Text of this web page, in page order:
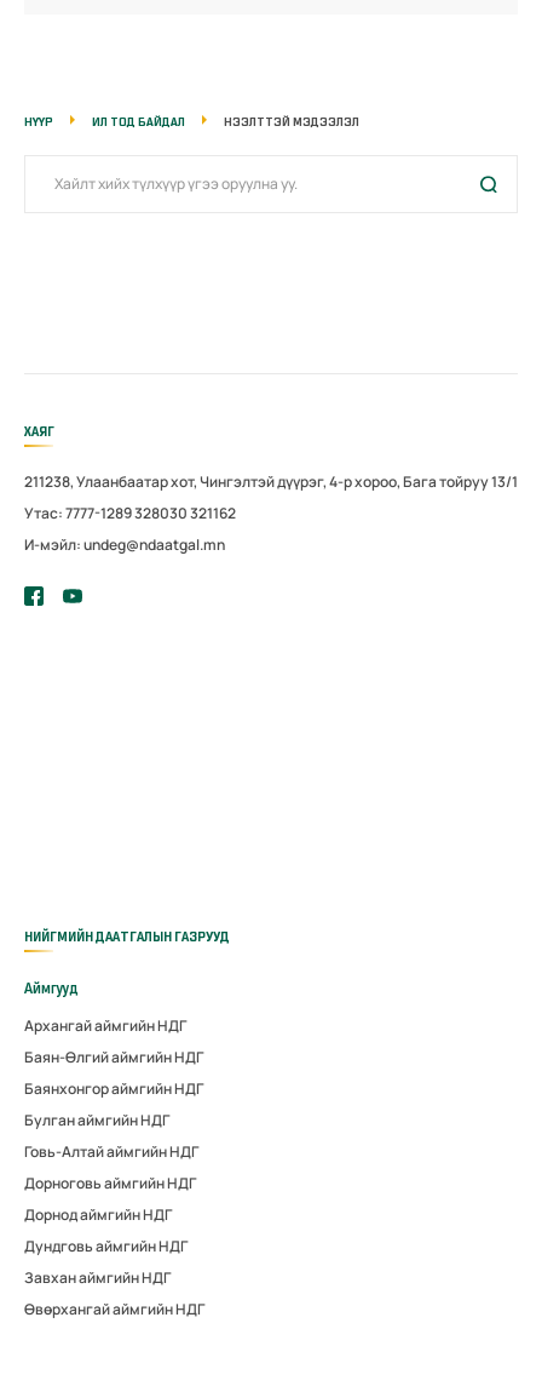
НҮҮР ИЛ ТОД БАЙДАЛ НЭЭЛТТЭЙ МЭДЭЭЛЭЛ
ХАЯГ
211238, Улаанбаатар хот, Чингэлтэй дүүрэг, 4-р хороо, Бага тойруу 13/1
Утас: 7777-1289 328030 321162
И-мэйл: undeg@ndaatgal.mn
НИЙГМИЙН ДААТГАЛЫН ГАЗРУУД
Аймгууд
Архангай аймгийн НДГ
Баян-Өлгий аймгийн НДГ
Баянхонгор аймгийн НДГ
Булган аймгийн НДГ
Говь-Алтай аймгийн НДГ
Дорноговь аймгийн НДГ
Дорнод аймгийн НДГ
Дундговь аймгийн НДГ
Завхан аймгийн НДГ
Өвөрхангай аймгийн НДГ